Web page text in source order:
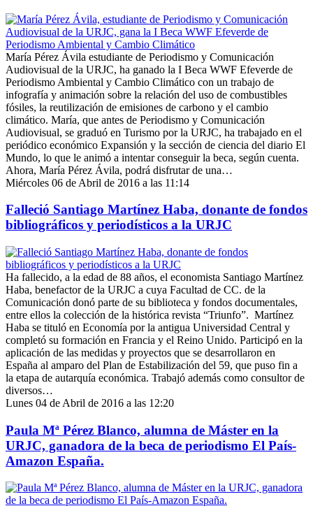
María Pérez Ávila estudiante de Periodismo y Comunicación
Audiovisual de la URJC, ha ganado la I Beca WWF Efeverde de
Periodismo Ambiental y Cambio Climático con un trabajo de
infografía y animación sobre la relación del uso de combustibles
fósiles, la reutilización de emisiones de carbono y el cambio
climático. María, que antes de Periodismo y Comunicación
Audiovisual, se graduó en Turismo por la URJC, ha trabajado en el
periódico económico Expansión y la sección de ciencia del diario El
Mundo, lo que le animó a intentar conseguir la beca, según cuenta.
Ahora, María Pérez Ávila, podrá disfrutar de una…
Miércoles 06 de Abril de 2016 a las 11:14
Falleció Santiago Martínez Haba, donante de fondos
bibliográficos y periodísticos a la URJC
Ha fallecido, a la edad de 88 años, el economista Santiago Martínez
Haba, benefactor de la URJC a cuya Facultad de CC. de la
Comunicación donó parte de su biblioteca y fondos documentales,
entre ellos la colección de la histórica revista “Triunfo”. Martínez
Haba se tituló en Economía por la antigua Universidad Central y
completó su formación en Francia y el Reino Unido. Participó en la
aplicación de las medidas y proyectos que se desarrollaron en
España al amparo del Plan de Estabilización del 59, que puso fin a
la etapa de autarquía económica. Trabajó además como consultor de
diversos…
Lunes 04 de Abril de 2016 a las 12:20
Paula Mª Pérez Blanco, alumna de Máster en la
URJC, ganadora de la beca de periodismo El País-
Amazon España.